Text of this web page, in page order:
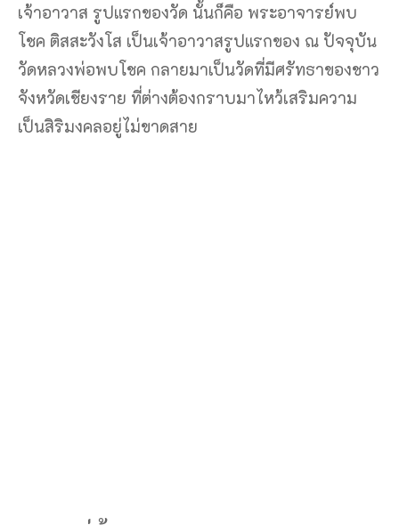
เจ้าอาวาส รูปแรกของวัด นั้นก็คือ พระอาจารย์พบ
โชค ติสสะวังโส เป็นเจ้าอาวาสรูปแรกของ ณ ปัจจุบัน
วัดหลวงพ่อพบโชค กลายมาเป็นวัดที่มีศรัทธาของชาว
จังหวัดเชียงราย ที่ต่างต้องกราบมาไหว้เสริมความ
เป็นสิริมงคลอยู่ไม่ขาดสาย